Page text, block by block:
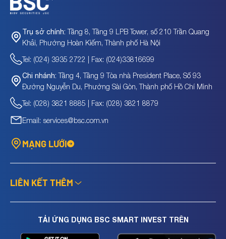
Trụ sở chính: Tầng 8, Tầng 9 LPB Tower, số 210 Trần Quang
Khải, Phường Hoàn Kiếm, Thành phố Hà Nội
Tel: (024) 3935 2722 | Fax: (024)33816699
Chi nhánh: Tầng 4, Tầng 9 Tòa nhà President Place, Số 93
Đường Nguyễn Du, Phường Sài Gòn, Thành phố Hồ Chí Minh
Tel: (028) 3821 8885 | Fax: (028) 3821 8879
Email: services@bsc.com.vn
MẠNG LƯỚI
LIÊN KẾT THÊM
TẢI ỨNG DỤNG BSC SMART INVEST TRÊN